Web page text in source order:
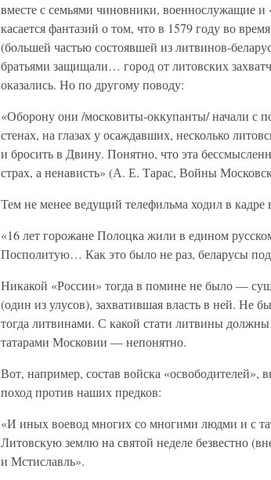
вместе с семьями чиновники, военнослужащие
касается фантазий о том, что в 1579 году во
(большей частью состоявшей из литвинов-
братьями защищали… город от литовских
оказались. Но по другому поводу:
«Оборону они /московиты-оккупанты/ начали с
стенах, на глазах у осаждавших, несколько
и бросить в Двину. Понятно, что эта
страх, а ненависть» (А. Е. Тарас, Войны
Тем не менее ведущий телефильма ходил в
«16 лет горожане Полоцка жили в едином
Посполитую… Как это было не раз, беларусы
Никакой «России» тогда в помине не было —
(один из улусов), захватившая власть в ней. Не
тогда литвинами. С какой стати литвины
татарами Московии — непонятно.
Вот, например, состав войска
поход против наших предков:
«И иных воевод многих со многими людми и с
Литовскую землю на святой неделе безвестно
и Мстиславль».